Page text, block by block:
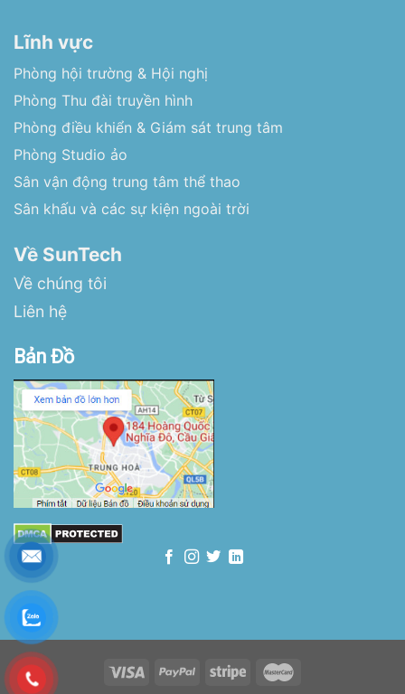
Lĩnh vực
Phòng hội trường & Hội nghị
Phòng Thu đài truyền hình
Phòng điều khiển & Giám sát trung tâm
Phòng Studio ảo
Sân vận động trung tâm thể thao
Sân khấu và các sự kiện ngoài trời
Về SunTech
Về chúng tôi
Liên hệ
Bản Đồ